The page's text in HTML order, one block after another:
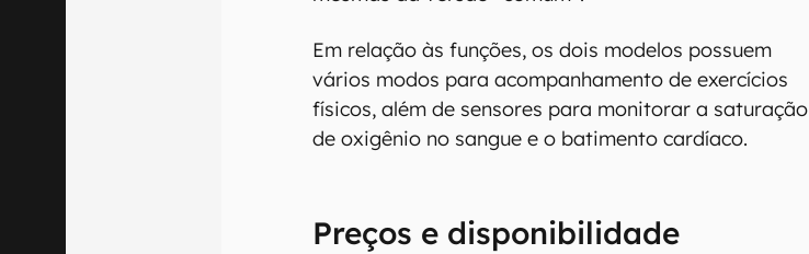
Em relação às funções, os dois modelos possuem
vários modos para acompanhamento de exercícios
físicos, além de sensores para monitorar a saturação
de oxigênio no sangue e o batimento cardíaco.
Preços e disponibilidade